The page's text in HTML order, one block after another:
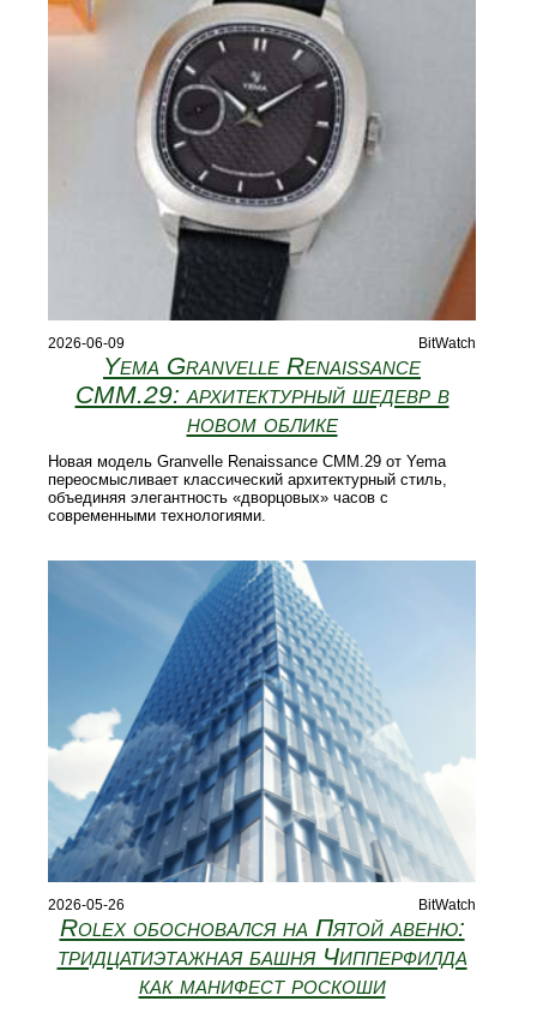
2026-06-09 BitWatch
Yema Granvelle Renaissance
CMM.29: архитектурный шедевр в
новом облике
Новая модель Granvelle Renaissance CMM.29 от Yema
переосмысливает классический архитектурный стиль,
объединяя элегантность «дворцовых» часов с
современными технологиями.
2026-05-26 BitWatch
Rolex обосновался на Пятой авеню:
тридцатиэтажная башня Чипперфилда
как манифест роскоши